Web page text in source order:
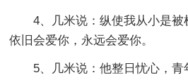
4、几米说：纵使我从小是被
依旧会爱你，永远会爱你。
5、几米说：他整日忧心，青